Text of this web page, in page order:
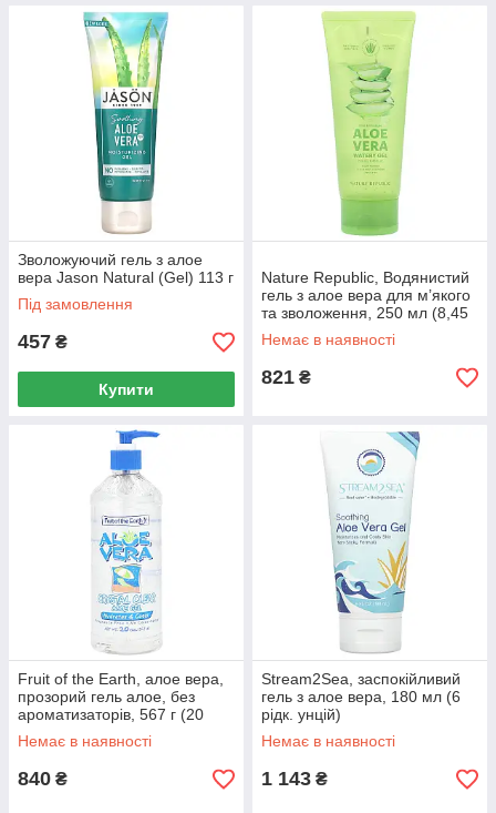
Зволожуючий гель з алое
вера Jason Natural (Gel) 113 г
Під замовлення
457 ₴
Купити
Nature Republic, Водянистий
гель з алое вера для м’якого
та зволоження, 250 мл (8,45
рідк. унції)
Немає в наявності
821 ₴
Fruit of the Earth, алое вера,
прозорий гель алое, без
ароматизаторів, 567 г (20
унцій)
Немає в наявності
840 ₴
Stream2Sea, заспокійливий
гель з алое вера, 180 мл (6
рідк. унцій)
Немає в наявності
1 143 ₴